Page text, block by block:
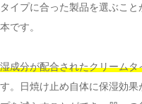
イプに合った製品を選ぶこと
です。
成分が配合されたクリームタ
。日焼け止め自体に保湿効果